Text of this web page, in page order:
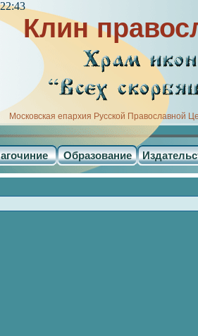
Клин
Московская епархия Русской Православной
Образование